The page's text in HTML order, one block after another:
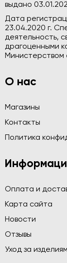
выдано
Дата
23.04.2020 г.
деятельность,
драгоценными
Министерством
О нас
Магазины
Контакты
Политика
Оплата и
Карта сайта
Новости
Отзывы
Уход за